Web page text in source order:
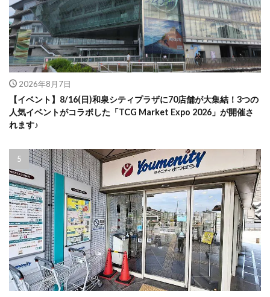
2026年8月7日
【イベント】8/16(日)和泉シティプラザに70店舗が大集結！3つの
人気イベントがコラボした「TCG Market Expo 2026」が開催さ
れます♪